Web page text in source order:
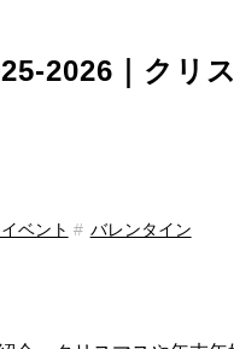
2026｜クリ
ベント バレンタイン